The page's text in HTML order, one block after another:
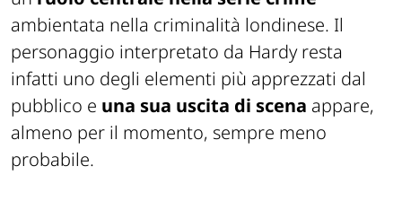
ambientata nella criminalità londinese. Il
personaggio interpretato da Hardy resta
infatti uno degli elementi più apprezzati dal
pubblico e una sua uscita di scena appare,
almeno per il momento, sempre meno
probabile.